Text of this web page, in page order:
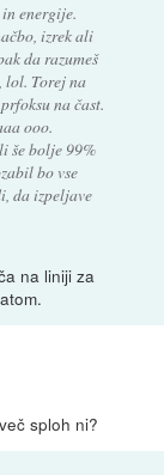
energije.
izrek ali
da razumeš
lol. Torej na
na čast.
ooo.
še bolje 99%
bo vse
da izpeljave
na liniji za
sploh ni?